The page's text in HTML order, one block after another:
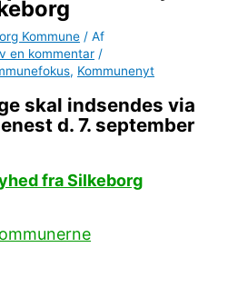
Kommune / Af
en kommentar /
, Kommunenyt
skal indsendes via
d. 7. september
fra Silkeborg